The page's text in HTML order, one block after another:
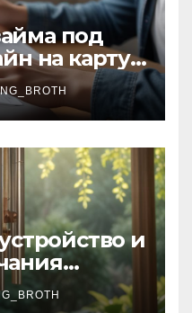
под
на карту
порядок,
и